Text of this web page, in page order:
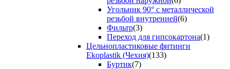
Угольник 90° с металлической
резьбой внутренней(6)
Фильтр(3)
Переход для гипсокартона(1)
Цельнопластиковые фитинги
Ekoplastik (Чехия)(133)
Буртик(7)